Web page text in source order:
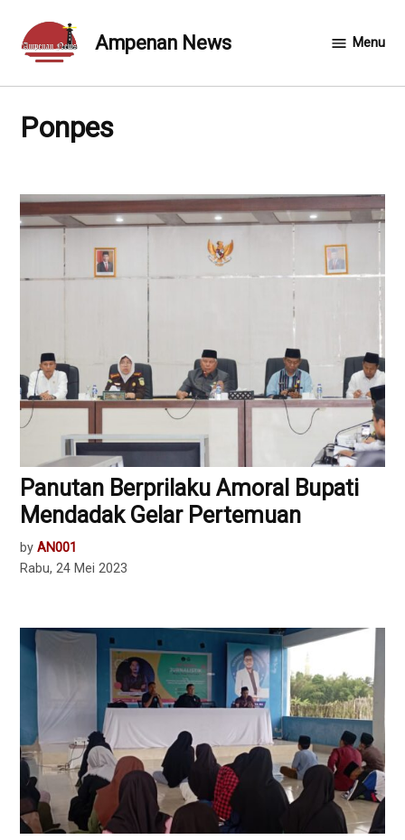
content
Ampenan News Menu
Ponpes
Panutan Berprilaku Amoral Bupati
Mendadak Gelar Pertemuan
by AN001
Rabu, 24 Mei 2023